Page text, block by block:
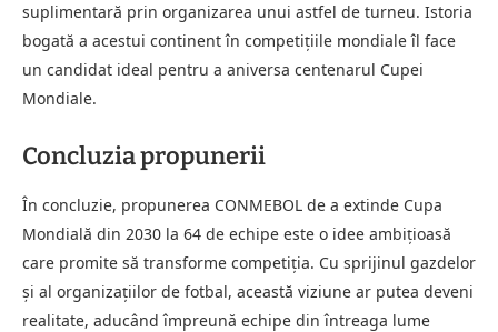
suplimentară prin organizarea unui astfel de turneu. Istoria
bogată a acestui continent în competițiile mondiale îl face
un candidat ideal pentru a aniversa centenarul Cupei
Mondiale.
Concluzia propunerii
În concluzie, propunerea CONMEBOL de a extinde Cupa
Mondială din 2030 la 64 de echipe este o idee ambițioasă
care promite să transforme competiția. Cu sprijinul gazdelor
și al organizațiilor de fotbal, această viziune ar putea deveni
realitate, aducând împreună echipe din întreaga lume